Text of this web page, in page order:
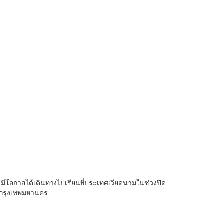
กาสได้เดินทางไปเรียนที่ประเทศเวียดนามในช่วงปิด
งเทพมหานคร